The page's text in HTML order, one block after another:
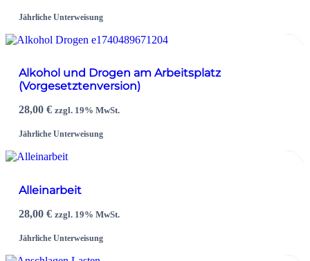
Jährliche Unterweisung
Alkohol und Drogen am Arbeitsplatz
(Vorgesetztenversion)
28,00€ zzgl. 19% MwSt.
Jährliche Unterweisung
Alleinarbeit
28,00€ zzgl. 19% MwSt.
Jährliche Unterweisung